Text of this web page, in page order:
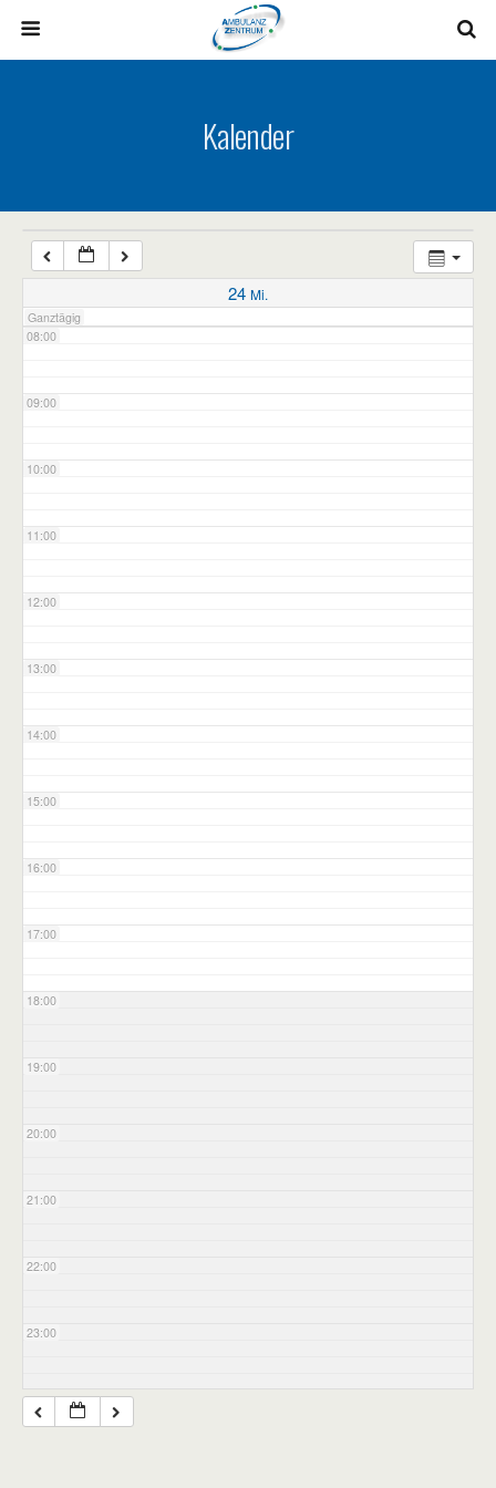
Kalender
24 Mi.
Ganztägig
07:00
08:00
09:00
10:00
11:00
12:00
13:00
14:00
15:00
16:00
17:00
18:00
19:00
20:00
21:00
22:00
23:00